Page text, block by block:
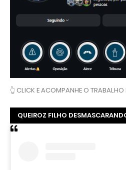
👆 CLICK E ACOMPANHE O
QUEIROZ FILHO